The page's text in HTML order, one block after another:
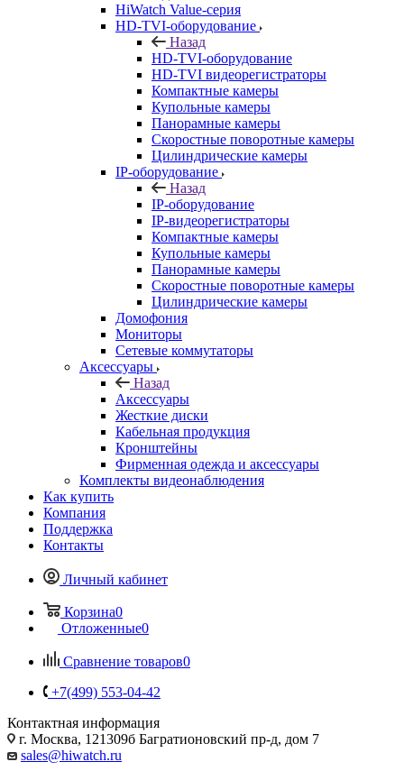
HiWatch Value-серия
HD-TVI-оборудование
Назад
HD-TVI-оборудование
HD-TVI видеорегистраторы
Компактные камеры
Купольные камеры
Панорамные камеры
Скоростные поворотные камеры
Цилиндрические камеры
IP-оборудование
Назад
IP-оборудование
IP-видеорегистраторы
Компактные камеры
Купольные камеры
Панорамные камеры
Скоростные поворотные камеры
Цилиндрические камеры
Домофония
Мониторы
Сетевые коммутаторы
Аксессуары
Назад
Аксессуары
Жесткие диски
Кабельная продукция
Кронштейны
Фирменная одежда и аксессуары
Комплекты видеонаблюдения
Как купить
Компания
Поддержка
Контакты
Личный кабинет
Корзина0
Отложенные0
Сравнение товаров0
+7(499) 553-04-42
Контактная информация
г. Москва, 121309б Багратионовский пр-д, дом 7
sales@hiwatch.ru